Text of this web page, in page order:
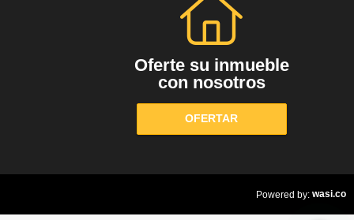
Oferte su inmueble
con nosotros
OFERTAR
Powered by: wasi.co